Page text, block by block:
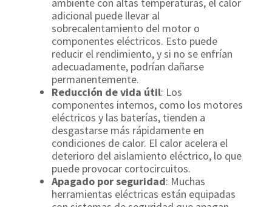
adicional puede llevar al
sobrecalentamiento del motor o
componentes eléctricos. Esto puede
reducir el rendimiento, y si no se enfrían
adecuadamente, podrían dañarse
permanentemente.
Reducción de vida útil: Los
componentes internos, como los motores
eléctricos y las baterías, tienden a
desgastarse más rápidamente en
condiciones de calor. El calor acelera el
deterioro del aislamiento eléctrico, lo que
puede provocar cortocircuitos.
Apagado por seguridad: Muchas
herramientas eléctricas están equipadas